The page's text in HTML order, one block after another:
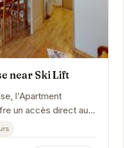
near Ski Lift
l'Apartment
un accès direct aux
confortable et